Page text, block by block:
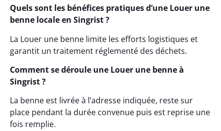
Quels sont les bénéfices pratiques d’une Louer une
benne locale en Singrist ?
La Louer une benne limite les efforts logistiques et
garantit un traitement réglementé des déchets.
Comment se déroule une Louer une benne à
Singrist ?
La benne est livrée à l’adresse indiquée, reste sur
place pendant la durée convenue puis est reprise une
fois remplie.